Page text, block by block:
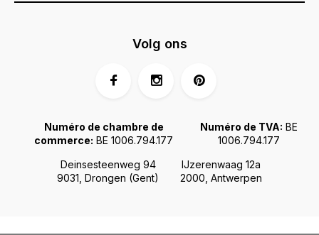
Deinsesteenweg 94
9031, Drongen (Gent)
IJzerenwaag 12a
2000, Antwerpen
Numéro de chambre de
commerce: BE 1006.794.177
Numéro de TVA: BE
1006.794.177
Volg ons